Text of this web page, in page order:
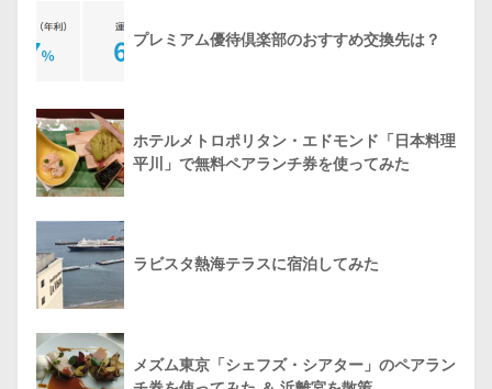
プレミアム優待倶楽部のおすすめ交換先は？
ホテルメトロポリタン・エドモンド「日本料理
平川」で無料ペアランチ券を使ってみた
ラビスタ熱海テラスに宿泊してみた
メズム東京「シェフズ・シアター」のペアラン